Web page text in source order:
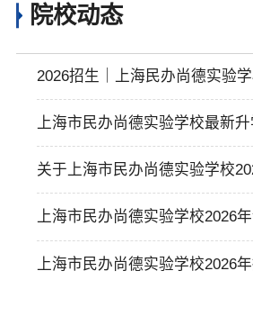
院校动态
2026招生｜上海民办尚德实验
体系介绍！
上海市民办尚德实验学校最新
国录取offer均有多少？
关于上海市民办尚德实验学校
小初高十五年一贯制
上海市民办尚德实验学校2026
B课程、A-Level课程、美高+AP
上海市民办尚德实验学校2026